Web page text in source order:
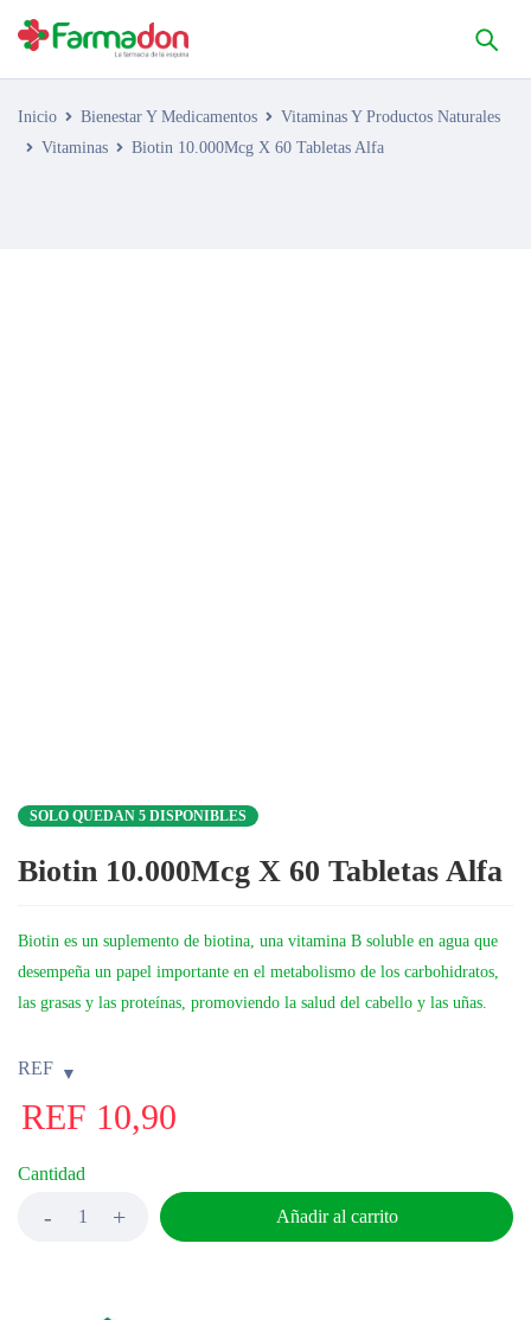
Inicio Bienestar Y Medicamentos
Vitaminas Y Productos Naturales
Vitaminas
Biotin 10.000Mcg X 60 Tabletas Alfa
SOLO QUEDAN 5 DISPONIBLES
Biotin 10.000Mcg X 60 Tabletas Alfa
Biotin es un suplemento de biotina, una vitamina B soluble en agua que
desempeña un papel importante en el metabolismo de los carbohidratos,
las grasas y las proteínas, promoviendo la salud del cabello y las uñas.
REF
REF 10,90
Cantidad
Añadir al carrito